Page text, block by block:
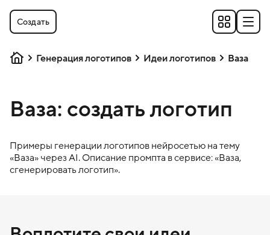
Создать
Генерация логотипов Идеи логотипов Ваза
Ваза: создать логотип
Примеры генерации логотипов нейросетью на тему
«Ваза» через AI. Описание промпта в сервисе: «Ваза,
сгенерировать логотип».